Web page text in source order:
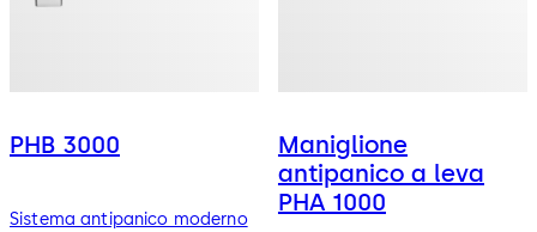
PHB 3000
Sistema antipanico moderno
Maniglione
antipanico a leva
PHA 1000